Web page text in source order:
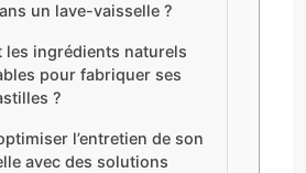
un lave-vaisselle ?
les ingrédients naturels
pour fabriquer ses
?
l’entretien de son
avec des solutions